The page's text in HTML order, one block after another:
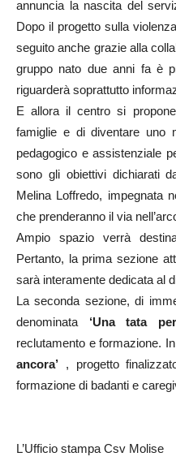
annuncia la nascita del
Dopo il progetto sulla
seguito anche grazie alla
gruppo nato due anni fa è
riguarderà soprattutto
E allora il centro si
famiglie e di diventare uno
pedagogico e assistenziale
sono gli obiettivi dichiarati
Melina Loffredo, impegnata
che prenderanno il via
Ampio spazio verrà
Pertanto, la prima sezione
sarà interamente dedicata al
La seconda sezione, di
denominata ‘Una tata
reclutamento e formazione.
ancora’ , progetto
formazione di badanti e
L’Ufficio stampa Csv Molise